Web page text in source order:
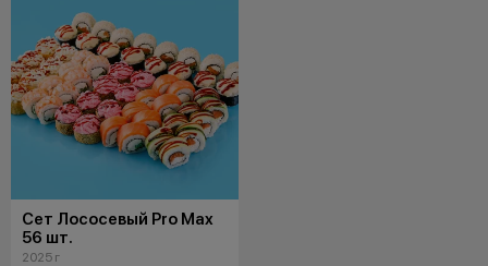
Сет Лососевый Pro Max
56 шт.
2025 г